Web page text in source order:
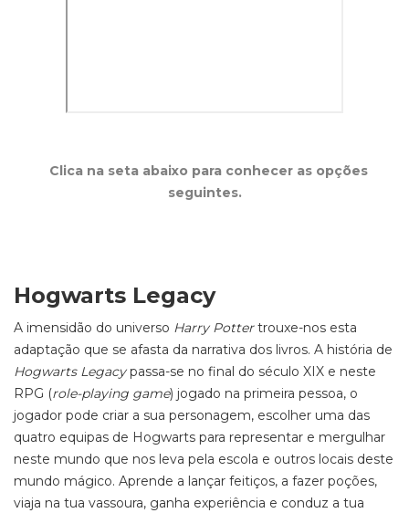
Clica na seta abaixo para conhecer as opções
seguintes.
Hogwarts Legacy
A imensidão do universo Harry Pottertrouxe-nos esta
adaptação que se afasta da narrativa dos livros. A história de
Hogwarts Legacypassa-se no final do século XIX e neste
RPG (role-playing game) jogado na primeira pessoa, o
jogador pode criar a sua personagem, escolher uma das
quatro equipas de Hogwarts para representar e mergulhar
neste mundo que nos leva pela escola e outros locais deste
mundo mágico. Aprende a lançar feitiços, a fazer poções,
viaja na tua vassoura, ganha experiência e conduz a tua